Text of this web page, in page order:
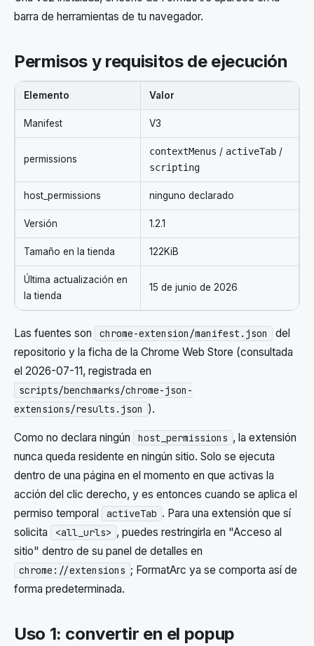
barra de herramientas de tu navegador.
Permisos y requisitos de ejecución
Elemento Valor
Manifest V3
permissions
contextMenus / activeTab /
scripting
host_permissions ninguno declarado
Versión 1.2.1
Tamaño en la tienda 122KiB
Última actualización en
la tienda
15 de junio de 2026
Las fuentes son chrome-extension/manifest.json
del
repositorio y la ficha de la Chrome Web Store (consultada
el 2026-07-11, registrada en
scripts/benchmarks/chrome-json-
extensions/results.json ).
Como no declara ningún host_permissions , la extensión
nunca queda residente en ningún sitio. Solo se ejecuta
dentro de una página en el momento en que activas la
acción del clic derecho, y es entonces cuando se aplica el
permiso temporal
activeTab . Para una extensión que sí
solicita
<all_urls> , puedes restringirla en "Acceso al
sitio" dentro de su panel de detalles en
chrome://extensions ; FormatArc ya se comporta así de
forma predeterminada.
Uso 1: convertir en el popup